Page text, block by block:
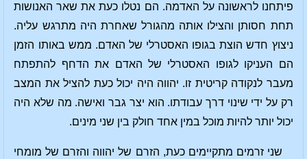
פיתחנו לראשונה על האדמה. הם נטלו כעת את שאר האנושות
תחת חסותן והצילו אותה מהגורל שאחרת היה מתרגש עליה.
ניצוץ חדש הוצת בגופו האסטרלי של האדם. ממש באותו הזמן
הם העניקו לגופו האסטרלי של האדם את הדחף להתפתח
מעבר לנקודה קריטית זו. יהווה היה יכול כעת להציל את המצב
רק על ידי שינוי דרך עבודתו. הוא יצר גבר ואישה. מה שלא היה
יכול יותר להיות מוכל במין אחד חולק בין שני מינים.
שני זרמים מתקיימים כעת, הזרם של יהווה והזרם של מומחי